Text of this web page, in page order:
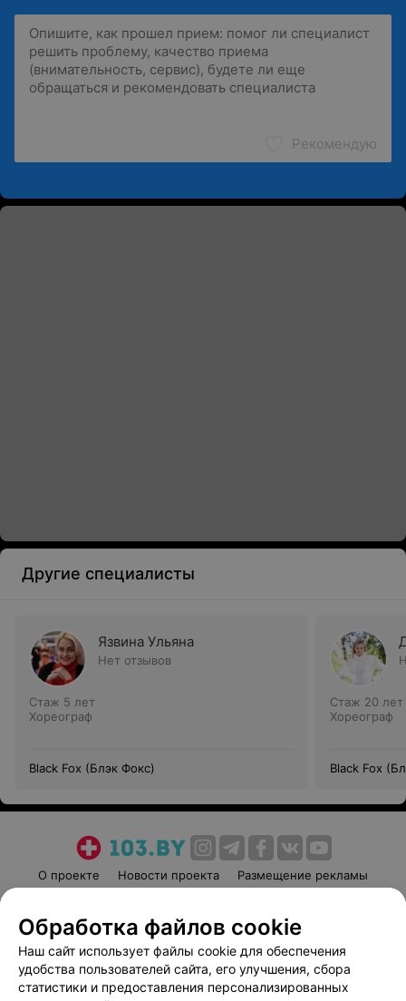
Рекомендую
Другие специалисты
Язвина Ульяна
Нет отзывов
Стаж 5 лет
Хореограф
Black Fox (Блэк Фокс)
Стаж 20 лет
Хореограф
Black Fox
О проекте Новости проекта
Размещение рекламы
Пользовательское соглашение
Способы оплаты
Вакансии
Партнеры
Написать руководителю 103.by
Обработка файлов cookie
Наш сайт использует файлы cookie для обеспечения
удобства пользователей сайта, его улучшения, сбора
статистики и предоставления персонализированных